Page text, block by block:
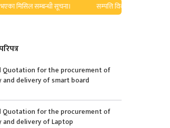
सम्बन्धी सूचना। सम्पत्ति विवरण बुझाउने सम्बन्धी
Quotation for the procurement of
and delivery of smart board
Quotation for the procurement of
and delivery of Laptop